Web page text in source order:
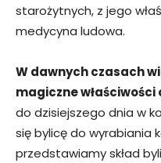
starożytnych, z jego
medycyna ludowa.
W dawnych czasach
magiczne
do dzisiejszego dnia w
się bylicę do wyrabiania
przedstawiamy skład